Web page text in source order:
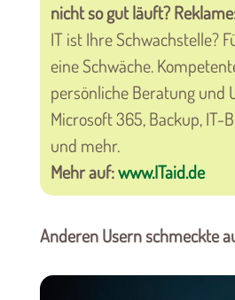
nicht so gut läuft?
IT ist Ihre Schwachstelle?
eine Schwäche.
persönliche Beratung und
Microsoft 365, Backup, IT-
und mehr.
Mehr auf:www.ITaid.de
Anderen Usern schmeckte